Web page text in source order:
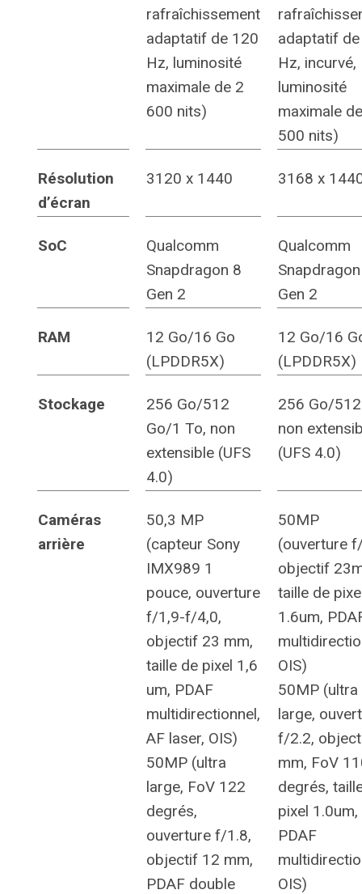
rafraîchissement
adaptatif de 120
Hz, luminosité
maximale de 2
600 nits)
adaptatif
Hz, incurvé,
luminosité
maximale
500 nits)
Résolution
d’écran
3120 x 1440 3168 x
SoC
Qualcomm
Snapdragon 8
Gen 2
Qualcomm
Gen 2
RAM
12 Go/16 Go
(LPDDR5X)
12 Go/16
(LPDDR5X)
Stockage
256 Go/512
Go/1 To, non
extensible (UFS
4.0)
256 Go/
non
(UFS 4.0)
Caméras
arrière
50,3 MP
(capteur Sony
IMX989 1
pouce, ouverture
f/1,9-f/4,0,
objectif 23 mm,
taille de pixel 1,6
um, PDAF
multidirectionnel,
AF laser, OIS)
50MP (ultra
large, FoV 122
degrés,
ouverture f/1.8,
objectif 12 mm,
PDAF double
50MP
(ouverture
objectif
taille de
1.6um,
OIS)
50MP (ultra
large,
f/2.2,
mm, FoV
degrés,
pixel 1.0um,
PDAF
OIS)